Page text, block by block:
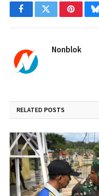
FacebookTwitter
Nonblok
RELATED POSTS